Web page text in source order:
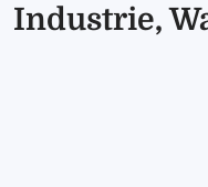
Industrie,